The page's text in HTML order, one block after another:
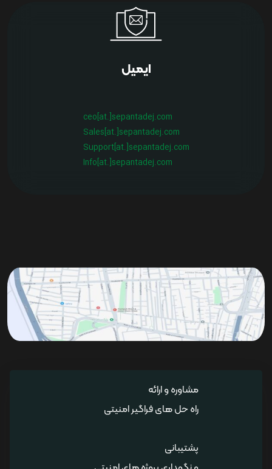
ایمیل
ceo[at.]sepantadej.com
Sales[at.]sepantadej.com
Support[at.]sepantadej.com
Info[at.]sepantadej.com
مشاوره و ارائه
راه حل های فراگیر امنیتی
پشتیبانی